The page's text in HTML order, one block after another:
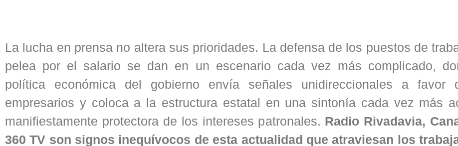
La lucha en prensa no altera sus prioridades. La defensa de los puestos de
pelea por el salario se dan en un escenario cada vez más complicado,
política económica del gobierno envía señales unidireccionales a favor
empresarios y coloca a la estructura estatal en una sintonía cada vez más
manifiestamente protectora de los intereses patronales. Radio Rivadavia,
360 TV son signos inequívocos de esta actualidad que atraviesan los